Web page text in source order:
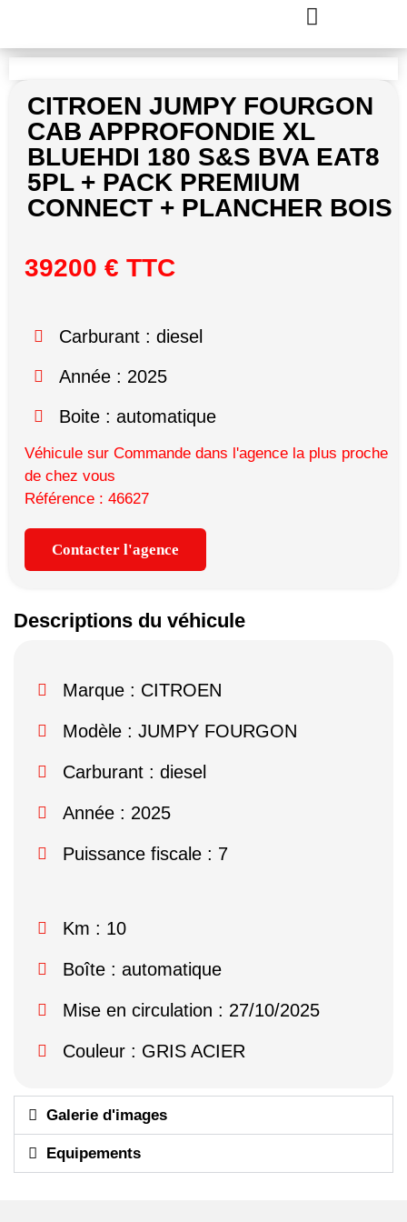
CITROEN JUMPY FOURGON
CAB APPROFONDIE XL
BLUEHDI 180 S&S BVA EAT8
5PL + PACK PREMIUM
CONNECT + PLANCHER BOIS
39200 € TTC
Carburant : diesel
Année : 2025
Boite : automatique
Véhicule sur Commande dans l'agence la plus proche
de chez vous
Référence : 46627
Contacter l'agence
Descriptions du véhicule
Marque : CITROEN
Modèle : JUMPY FOURGON
Carburant : diesel
Année : 2025
Puissance fiscale : 7
Km : 10
Boîte : automatique
Mise en circulation : 27/10/2025
Couleur : GRIS ACIER
Galerie d'images
Equipements